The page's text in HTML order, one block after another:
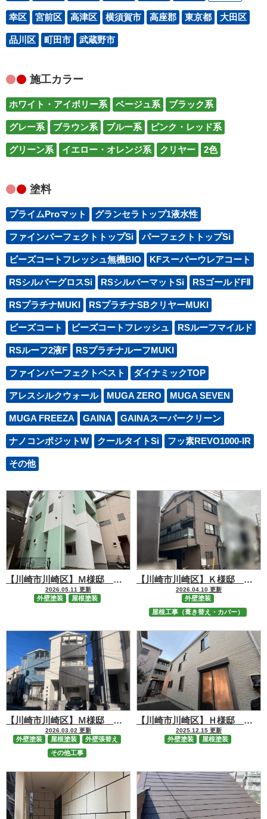
幸区 宮前区 高津区 横須賀市 高座郡 東京都 大田区
品川区 町田市 武蔵野市
施工カラー
ホワイト・アイボリー系 ベージュ系 ブラック系
グレー系 ブラウン系 ブルー系 ピンク・レッド系
グリーン系 イエロー・オレンジ系 クリヤー 2色
塗料
プライムProマット グランセラトップ1液水性
ファインパーフェクトトップSi パーフェクトトップSi
ビーズコートフレッシュ無機BIO KFスーパーウレアコート
RSシルバーグロスSi RSシルバーマットSi RSゴールドFⅡ
RSプラチナMUKI RSプラチナSBクリヤーMUKI
ビーズコート ビーズコートフレッシュ RSルーフマイルド
RSルーフ2液F RSプラチナルーフMUKI
ファインパーフェクトベスト ダイナミックTOP
アレスシルクウォール MUGA ZERO MUGA SEVEN
MUGA FREEZA GAINA GAINAスーパークリーン
ナノコンポジットW クールタイトSi フッ素REVO1000-IR
その他
【川崎市川崎区】Ｍ様邸 屋根【RSルーフ2液F】・外壁【RSゴールドFⅡ】塗装工事
2026.05.11 更新
外壁塗装 屋根塗装
【川崎市川崎区】Ｋ様邸 屋根カバー【シルキーG2】・外壁【RSシルバーマットSi】塗装工事
2026.04.10 更新
外壁塗装
屋根工事（葺き替え・カバー）
【川崎市川崎区】Ｍ様邸 屋根【RSルーフ2液F】・外壁【RSゴールドFⅡ】塗装、サイディング一部張替工事
2026.03.02 更新
外壁塗装 屋根塗装
外壁張替え
その他工事
【川崎市川崎区】Ｈ様邸 屋根・外壁塗装工事
2025.12.15 更新
外壁塗装 屋根塗装